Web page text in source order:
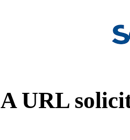
A URL